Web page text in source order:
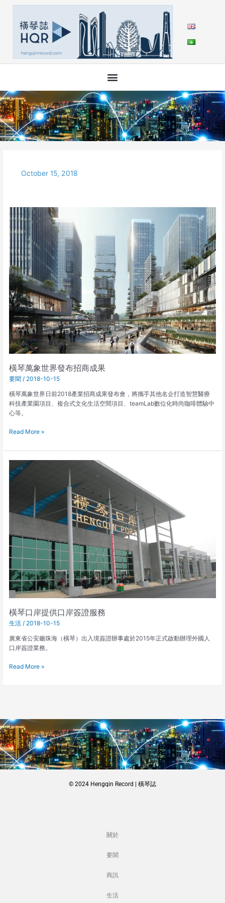
content
October 15, 2018
橫琴萬象世界發布招商成果
要聞 / 2018-10-15
橫琴萬象世界日前2018產業招商成果發布會，將攜手其他名企打造智慧醫療
科技產業園項目、複合式文化生活空間項目、teamLab數位化時尚咖啡體驗中
心等。
橫
琴
萬
象
世
界
發
布
招
商
成
果
Read More »
橫琴口岸提供口岸簽證服務
生活 / 2018-10-15
廣東省公安廳珠海（橫琴）出入境簽證辦事處於2015年正式啟動辦理外國人
口岸簽證業務。
橫
琴
口
供
簽
證
服
務
Read More »
© 2024 Hengqin Record | 橫琴誌
關於
要聞
商訊
生活